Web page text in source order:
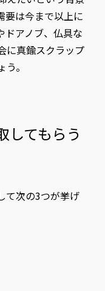
要は今まで以上に
ドアノブ、仏具な
に真鍮スクラップ
。
してもらう
て次の3つが挙げ